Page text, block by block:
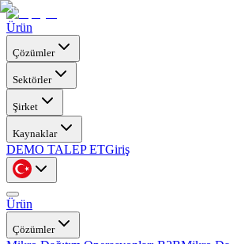
Ürün
Çözümler
Sektörler
Şirket
Kaynaklar
DEMO TALEP ETGiriş
Ürün
Çözümler